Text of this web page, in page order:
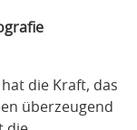
die Kraft, das
überzeugend